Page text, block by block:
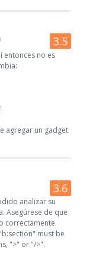
entonces no es
agregar un gadget
analizar su
Asegúrese de que
correctamente.
must be
">" or "/>".